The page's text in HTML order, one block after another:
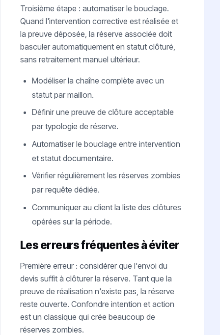
Troisième étape : automatiser le bouclage.
Quand l'intervention corrective est réalisée et
la preuve déposée, la réserve associée doit
basculer automatiquement en statut clôturé,
sans retraitement manuel ultérieur.
Modéliser la chaîne complète avec un
statut par maillon.
Définir une preuve de clôture acceptable
par typologie de réserve.
Automatiser le bouclage entre intervention
et statut documentaire.
Vérifier régulièrement les réserves zombies
par requête dédiée.
Communiquer au client la liste des clôtures
opérées sur la période.
Les erreurs fréquentes à éviter
Première erreur : considérer que l'envoi du
devis suffit à clôturer la réserve. Tant que la
preuve de réalisation n'existe pas, la réserve
reste ouverte. Confondre intention et action
est un classique qui crée beaucoup de
réserves zombies.